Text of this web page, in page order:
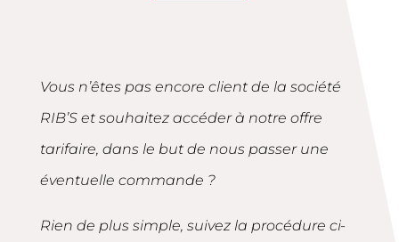
Vous n’êtes pas encore client de la société
RIB’S et souhaitez accéder à notre offre
tarifaire, dans le but de nous passer une
éventuelle commande ?
Rien de plus simple, suivez la procédure ci-